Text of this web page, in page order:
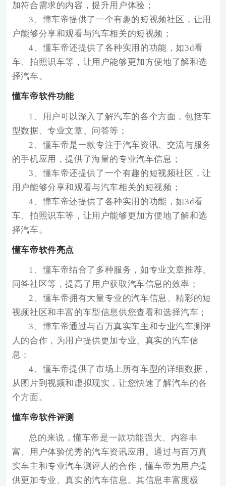
加符合需求的内容，提升用户体验；
3、懂车帝提供了一个有趣的短视频社区，让用
户能够分享和观看与汽车相关的短视频；
4、懂车帝还提供了各种实用的功能，如3d看
车、拍照识车等，让用户能够更加方便地了解和选
择汽车。
懂车帝软件功能
1、用户可以深入了解汽车的各个方面，包括车
型数据、专业文章、问答等；
2、懂车帝是一款专注于汽车资讯、交流与服务
的手机应用，提供了海量的专业汽车信息；
3、懂车帝还提供了一个有趣的短视频社区，让
用户能够分享和观看与汽车相关的短视频；
4、懂车帝还提供了各种实用的功能，如3d看
车、拍照识车等，让用户能够更加方便地了解和选
择汽车。
懂车帝软件亮点
1、懂车帝结合了多种服务，如专业文章推荐、
问答社区等，提高了用户获取汽车信息的效率；
2、懂车帝拥有大量专业的汽车信息、精彩的短
视频社区和丰富的车型信息供您查看和选择汽车；
3、懂车帝通过与百万真实车主和专业汽车测评
人的合作，为用户提供更加专业、真实的汽车信
息；
4、懂车帝提供了市场上所有车型的详细数据，
从图片到视频和虚拟现实，让您快速了解汽车的各
个方面。
懂车帝软件评测
总的来说，懂车帝是一款功能强大、内容丰
富、用户体验优秀的汽车资讯应用。通过与百万真
实车主和专业汽车测评人的合作，懂车帝为用户提
供更加专业、真实的汽车信息。其信息丰富度极